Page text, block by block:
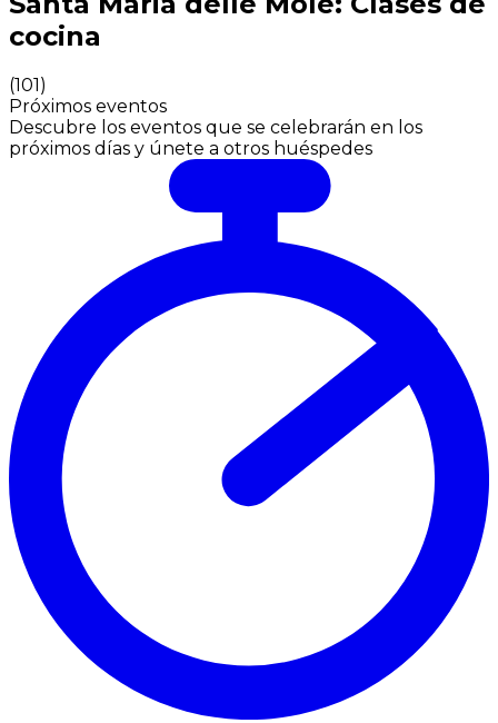
cocina
(101)
Próximos eventos
Descubre los eventos que se celebrarán en los
próximos días y únete a otros huéspedes